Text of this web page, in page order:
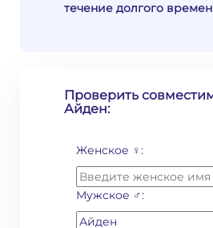
течение долгого
Проверить
Айден:
Женское ♀:
Мужское ♂: